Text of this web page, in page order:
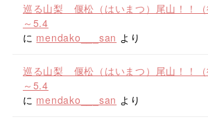
巡る山梨 偃松（はいまつ）尾山！！
～5.4
に mendako___san より
巡る山梨 偃松（はいまつ）尾山！！
～5.4
に mendako___san より